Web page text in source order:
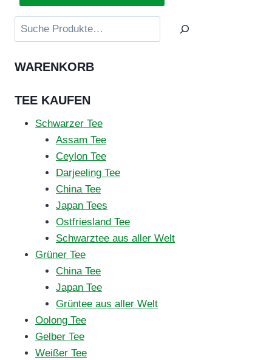
Suchen
WARENKORB
TEE KAUFEN
Schwarzer Tee
Assam Tee
Ceylon Tee
Darjeeling Tee
China Tee
Japan Tees
Ostfriesland Tee
Schwarztee aus aller Welt
Grüner Tee
China Tee
Japan Tee
Grüntee aus aller Welt
Oolong Tee
Gelber Tee
Weißer Tee